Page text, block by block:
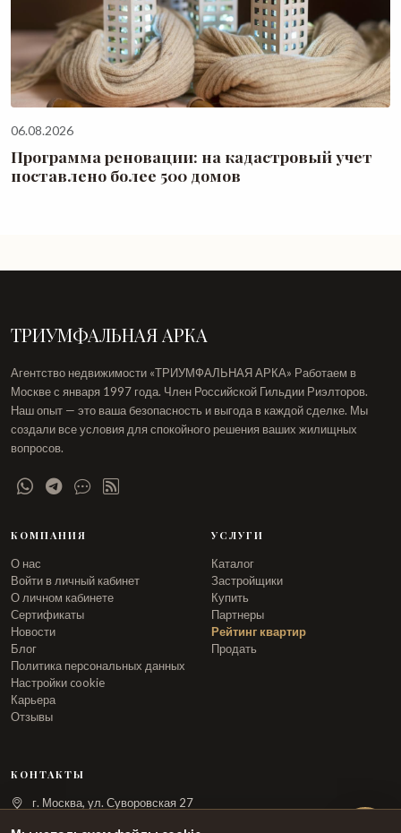
06.08.2026
Программа реновации: на кадастровый учет
поставлено более 500 домов
ТРИУМФАЛЬНАЯ АРКА
Агентство недвижимости «ТРИУМФАЛЬНАЯ АРКА» Работаем в
Москве с января 1997 года. Член Российской Гильдии Риэлторов.
Наш опыт — это ваша безопасность и выгода в каждой сделке. Мы
создали все условия для спокойного решения ваших жилищных
вопросов.
КОМПАНИЯ
О нас
Войти в личный кабинет
О личном кабинете
Сертификаты
Новости
Блог
Политика персональных данных
Настройки cookie
Карьера
Отзывы
УСЛУГИ
Каталог
Застройщики
Купить
Партнеры
Рейтинг квартир
Продать
КОНТАКТЫ
г. Москва, ул. Суворовская 27